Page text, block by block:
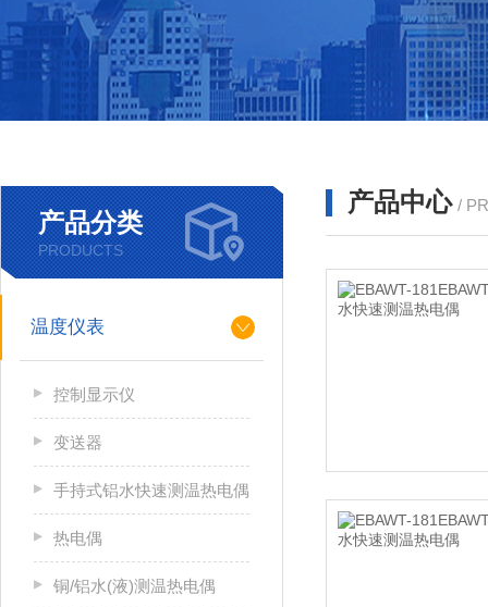
产品分类
PRODUCTS
温度仪表
控制显示仪
变送器
手持式铝水快速测温热电偶
热电偶
铜/铝水(液)测温热电偶
产品中心 /